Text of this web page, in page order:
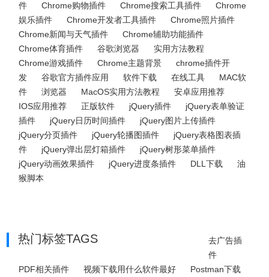
件
Chrome购物插件 Chrome搜索工具插件
Chrome
娱乐插件
Chrome开发者工具插件
Chrome照片插件
Chrome新闻与天气插件
Chrome辅助功能插件
Chrome体育插件
谷歌浏览器
实用方法教程
Chrome游戏插件
Chrome主题背景
chrome插件开
发
谷歌官方插件应用 软件下载 在线工具
MAC软
件
浏览器 MacOS实用方法教程
安卓应用推荐
IOS应用推荐
正版软件 jQuery插件
jQuery表单验证
插件
jQuery日历时间插件
jQuery图片上传插件
jQuery分页插件
jQuery轮播图插件
jQuery表格图表插
件
jQuery弹出层灯箱插件
jQuery树形菜单插件
jQuery动画效果插件
jQuery进度条插件 DLL下载
油
猴脚本
热门标签TAGS
去广告插
件
PDF相关插件
视频下载用什么软件最好
Postman下载